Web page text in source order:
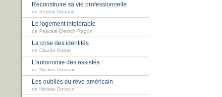
Reconstruire sa vie professionnelle
de Sophie Denave
Le logement intolérable
de Pascale Dietrich-Ragon
La crise des identités
de Claude Dubar
L'autonomie des assistés
de Nicolas Duvoux
Les oubliés du rêve américain
de Nicolas Duvoux